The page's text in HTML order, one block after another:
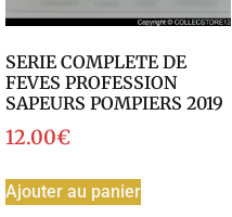
SERIE COMPLETE DE
FEVES PROFESSION
SAPEURS POMPIERS 2019
12.00€
Ajouter au panier